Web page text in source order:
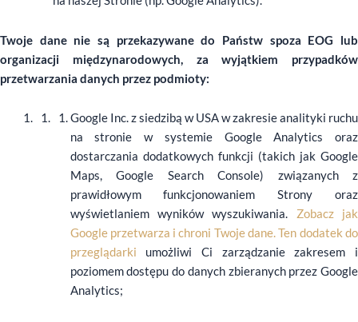
Twoje dane nie są przekazywane do Państw spoza EOG lub
organizacji międzynarodowych, za wyjątkiem przypadków
przetwarzania danych przez podmioty:
Google Inc. z siedzibą w USA w zakresie analityki ruchu
na stronie w systemie Google Analytics oraz
dostarczania dodatkowych funkcji (takich jak Google
Maps, Google Search Console) związanych z
prawidłowym funkcjonowaniem Strony oraz
wyświetlaniem wyników wyszukiwania. Zobacz jak
Google przetwarza i chroni Twoje dane.Ten dodatek do
przeglądarki umożliwi Ci zarządzanie zakresem i
poziomem dostępu do danych zbieranych przez Google
Analytics;